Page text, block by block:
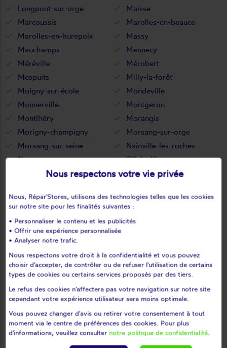
Longpont-sur-orge
Maisse
Marcoussis
Marolles-en-beauce
Marolles-en-hurepoix
Massy
Mauchamps
Mennecy
Méréville
Mérobert
Mespuits
Milly-la-forêt
Moigny-sur-école
Mondeville
Monnerville
Montgeron
Montlhéry
Morangis
Morigny-champigny
Morsang-sur-orge
Morsang-sur-seine
Nainville-les-roches
Nozay
Ollainville
Oncy-sur-école
Ormoy
Orveau
Palaiseau
Plessis-saint-benoist
Puiselet-le-marais
Quincy-sous-sénart
Richarville
Ris-orangis
Roinville
Saclas
Saclay
Saint-aubin
Saint-chéron
Saint-cyr-la-rivière
Saint-cyr-sous-dourdan
Saint-escobille
Saint-germain-lès-corbeil
Nous respectons votre vie privée
Nous, Répar'Stores, utilisons des technologies telles que les cookies
sur notre site pour les finalités suivantes :
• Personnaliser le contenu et les publicités
• Offrir une expérience personnalisée
• Analyser notre trafic.
Nous respectons votre droit à la confidentialité et vous pouvez
choisir d'accepter, de contrôler ou de refuser l'utilisation de certains
types de cookies ou certains services proposés par des tiers.
Le refus des cookies n'affectera pas votre navigation sur notre site
cependant votre expérience utilisateur sera moins optimale.
Vous pouvez changer d'avis ou retirer votre consentement à tout
moment via le centre de préférences des cookies. Pour plus
d'informations, veuillez consulter notre politique de confidentialité.